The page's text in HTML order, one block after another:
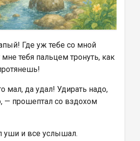
Где уж тебе со мной
мне тебя пальцем тронуть, как
мал, да удал! Удирать надо,
— прошептал со вздохом
уши и все услышал.